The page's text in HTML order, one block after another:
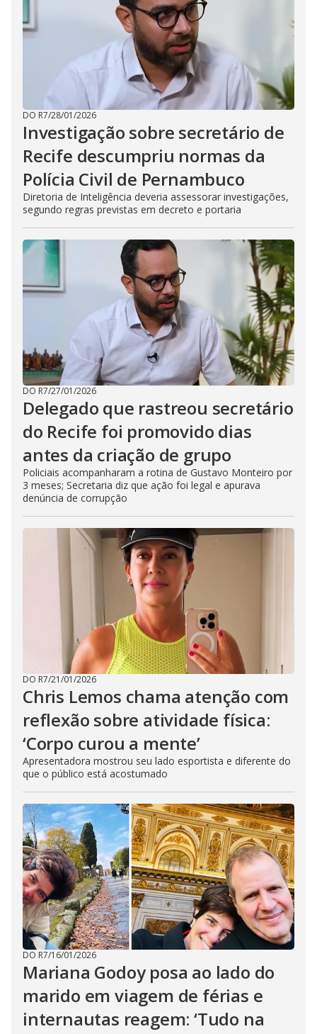
DO R7/28/01/2026
Investigação sobre secretário de
Recife descumpriu normas da
Polícia Civil de Pernambuco
Diretoria de Inteligência deveria assessorar investigações,
segundo regras previstas em decreto e portaria
DO R7/27/01/2026
Delegado que rastreou secretário
do Recife foi promovido dias
antes da criação de grupo
Policiais acompanharam a rotina de Gustavo Monteiro por
3 meses; Secretaria diz que ação foi legal e apurava
denúncia de corrupção
DO R7/21/01/2026
Chris Lemos chama atenção com
reflexão sobre atividade física:
‘Corpo curou a mente’
Apresentadora mostrou seu lado esportista e diferente do
que o público está acostumado
DO R7/16/01/2026
Mariana Godoy posa ao lado do
marido em viagem de férias e
internautas reagem: ‘Tudo na